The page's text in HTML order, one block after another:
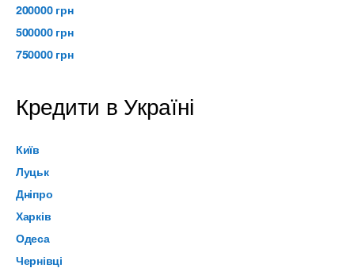
200000 грн
500000 грн
750000 грн
Кредити в Україні
Київ
Луцьк
Дніпро
Харків
Одеса
Чернівці